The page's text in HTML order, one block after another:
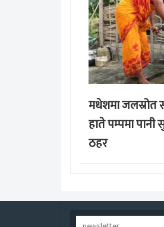
मधेशमा जलस्रोत
हाते पम्पमा
ठहर